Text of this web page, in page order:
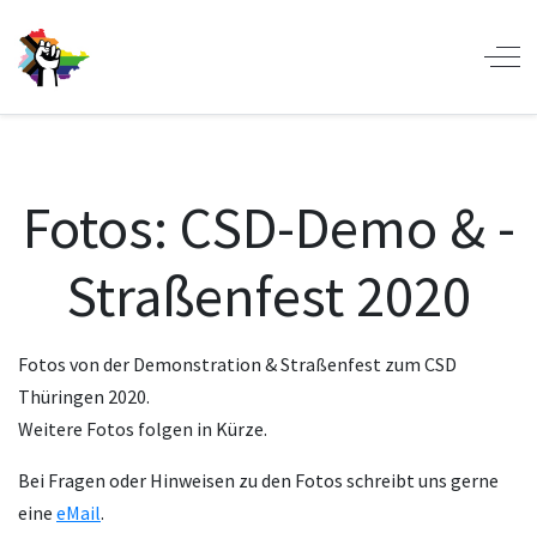
Off-
Fotos: CSD-Demo & -
Straßenfest 2020
Fotos von der Demonstration & Straßenfest zum CSD
Thüringen 2020.
Weitere Fotos folgen in Kürze.
Bei Fragen oder Hinweisen zu den Fotos schreibt uns gerne
eine eMail.